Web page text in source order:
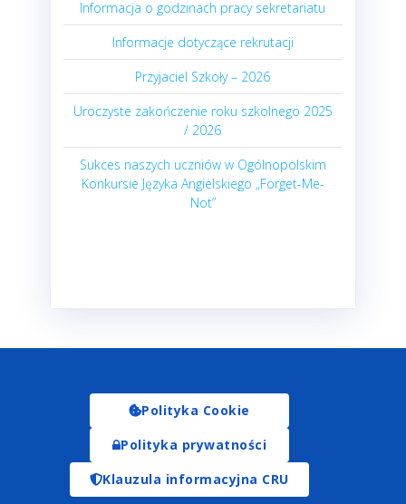
Informacja o godzinach pracy sekretariatu
Informacje dotyczące rekrutacji
Przyjaciel Szkoły – 2026
Uroczyste zakończenie roku szkolnego 2025
/ 2026
Sukces naszych uczniów w Ogólnopolskim
Konkursie Języka Angielskiego „Forget-Me-
Not”
Polityka Cookie
Polityka prywatności
Klauzula informacyjna CRU